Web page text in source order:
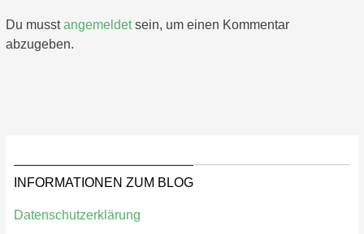
Du musstangemeldetsein, um einen Kommentar
abzugeben.
INFORMATIONEN ZUM BLOG
Datenschutzerklärung